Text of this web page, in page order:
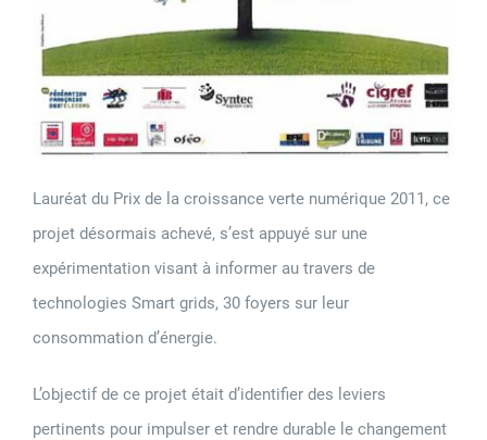
Lauréat du Prix de la croissance verte numérique 2011, ce
projet désormais achevé, s’est appuyé sur une
expérimentation visant à informer au travers de
technologies Smart grids, 30 foyers sur leur
consommation d’énergie.
L’objectif de ce projet était d’identifier des leviers
pertinents pour impulser et rendre durable le changement